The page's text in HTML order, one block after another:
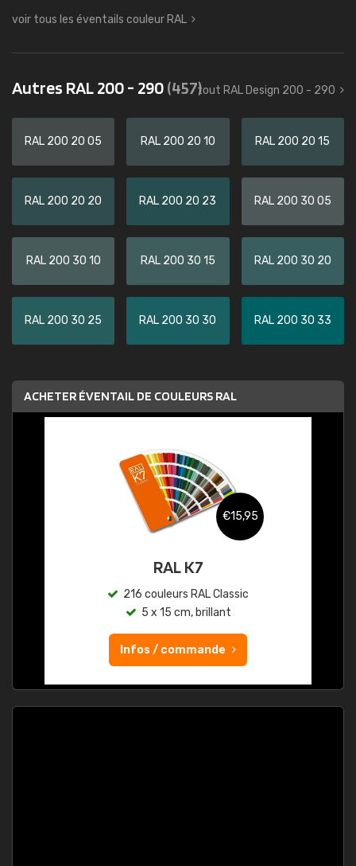
voir tous les éventails couleur RAL
Autres RAL 200 - 290(457)tout RAL Design 200 - 290
RAL 200 20 05 RAL 200 20 10 RAL 200 20 15
RAL 200 20 20 RAL 200 20 23 RAL 200 30 05
RAL 200 30 10 RAL 200 30 15 RAL 200 30 20
RAL 200 30 25 RAL 200 30 30 RAL 200 30 33
ACHETER ÉVENTAIL DE COULEURS RAL
€15,95
RAL K7
216 couleurs RAL Classic
5 x 15 cm, brillant
Infos / commande